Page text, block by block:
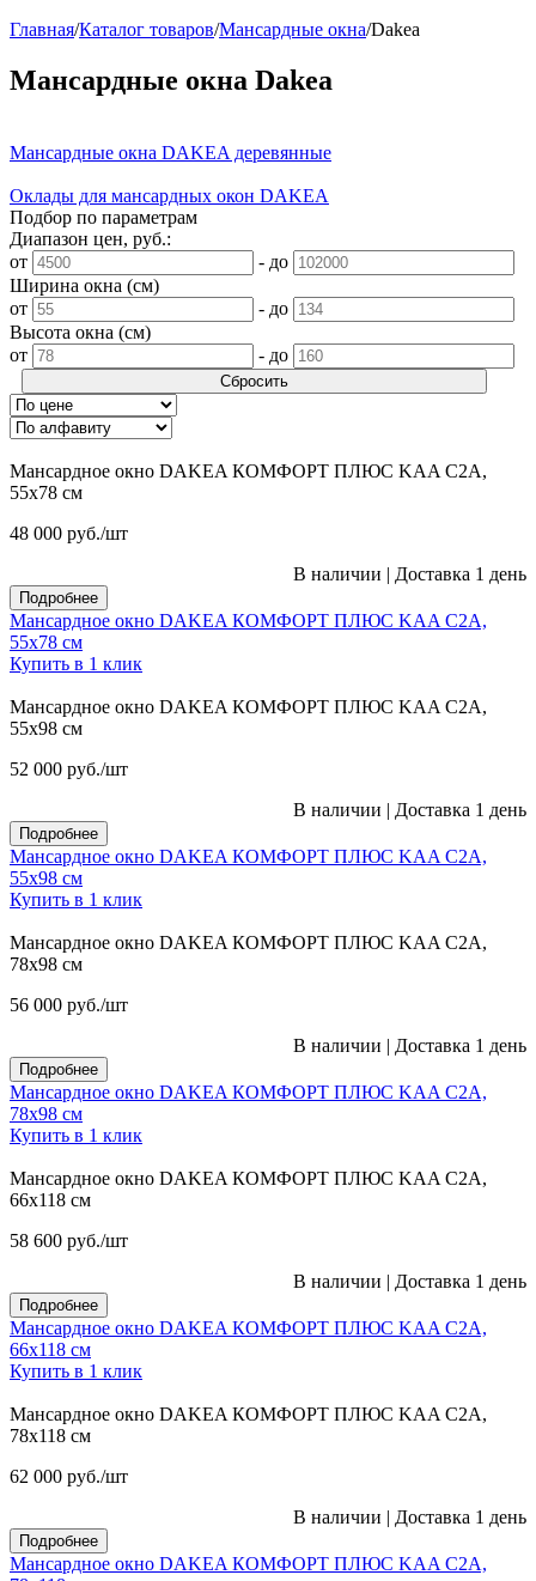
Главная/Каталог товаров/Мансардные окна/Dakea
Мансардные окна Dakea
Мансардные окна DAKEA деревянные
Оклады для мансардных окон DAKEA
Подбор по параметрам
Диапазон цен, руб.:
от
- до
Ширина окна (см)
от
- до
Высота окна (см)
от
- до
Сбросить
Мансардное окно DAKEA КОМФОРТ ПЛЮС KAA C2A,
55х78 см
48 000 руб./шт
В наличии | Доставка 1 день
Подробнее
Мансардное окно DAKEA КОМФОРТ ПЛЮС KAA C2A,
55х78 см
Купить в 1 клик
Мансардное окно DAKEA КОМФОРТ ПЛЮС KAA C2A,
55х98 см
52 000 руб./шт
В наличии | Доставка 1 день
Подробнее
Мансардное окно DAKEA КОМФОРТ ПЛЮС KAA C2A,
55х98 см
Купить в 1 клик
Мансардное окно DAKEA КОМФОРТ ПЛЮС KAA C2A,
78х98 см
56 000 руб./шт
В наличии | Доставка 1 день
Подробнее
Мансардное окно DAKEA КОМФОРТ ПЛЮС KAA C2A,
78х98 см
Купить в 1 клик
Мансардное окно DAKEA КОМФОРТ ПЛЮС KAA C2A,
66х118 см
58 600 руб./шт
В наличии | Доставка 1 день
Подробнее
Мансардное окно DAKEA КОМФОРТ ПЛЮС KAA C2A,
66х118 см
Купить в 1 клик
Мансардное окно DAKEA КОМФОРТ ПЛЮС KAA C2A,
78х118 см
62 000 руб./шт
В наличии | Доставка 1 день
Подробнее
Мансардное окно DAKEA КОМФОРТ ПЛЮС KAA C2A,